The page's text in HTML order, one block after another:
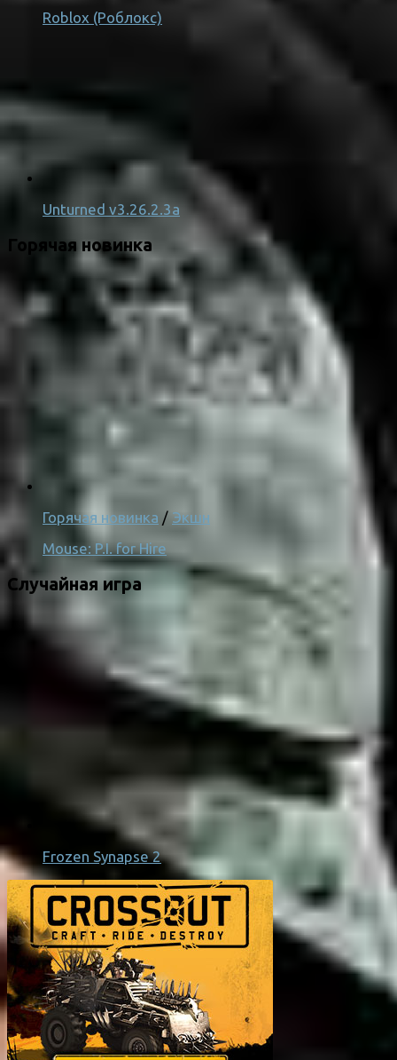
Roblox (Роблокс)
Unturned v3.26.2.3a
Горячая новинка
Горячая новинка / Экшн
Mouse: P.I. for Hire
Случайная игра
Frozen Synapse 2